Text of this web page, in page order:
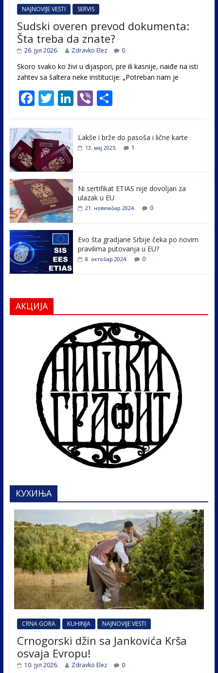
NAJNOVIJE VESTI SERVIS
Sudski overen prevod dokumenta:
Šta treba da znate?
26. јул 2026. Zdravko Elez 0
Skoro svako ko živi u dijaspori, pre ili kasnije, naiđe na isti
zahtev sa šaltera neke institucije: „Potreban nam je
F
e
b
o
o
k
T
itt
er
Li
e
Vi
er
S
ar
e
Lakše i brže do pasoša i lične karte
13. мај 2025. 1
Ni sertifikat ETIAS nije dovoljan za
ulazak u EU
21. новембар 2024. 0
Evo šta gradjane Srbije čeka po novim
pravilima putovanja u EU?
8. октобар 2024. 0
АКЦИЈА
КУХИЊА
CRNA GORA KUHINJA NAJNOVIJE VESTI
Crnogorski džin sa Jankovića Krša
osvaja Evropu!
10. јул 2026. Zdravko Elez 0